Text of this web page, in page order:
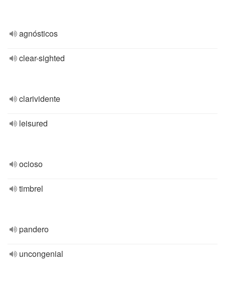
agnósticos
clear-sighted
clarividente
leisured
ocioso
timbrel
pandero
uncongenial